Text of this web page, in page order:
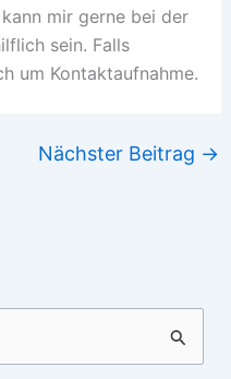
mir gerne bei der
sein. Falls
um Kontaktaufnahme.
Nächster Beitrag →